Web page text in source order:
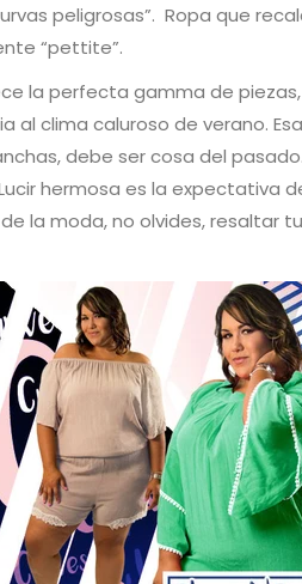
peligrosas”. Ropa que
“pettite”.
la perfecta gamma de
al clima caluroso de verano.
debe ser cosa del
hermosa es la expectativa
la moda, no olvides, resaltar